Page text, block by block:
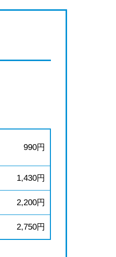
990円
1,430円
2,200円
2,750円